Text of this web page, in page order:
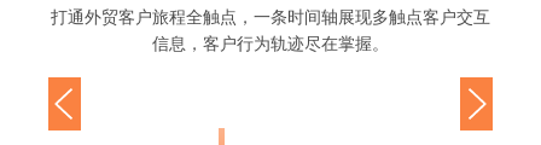
打通外贸客户旅程全触点，一条时间轴展现多触点客户交互
信息，客户行为轨迹尽在掌握。